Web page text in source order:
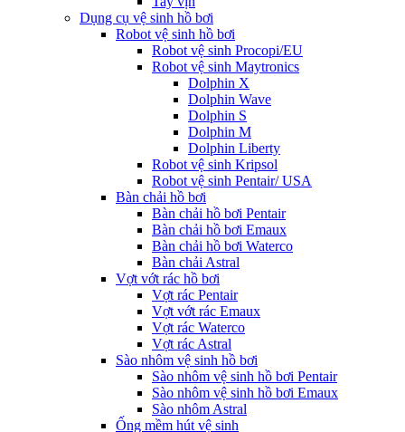
Dụng cụ vệ sinh hồ bơi
Robot vệ sinh hồ bơi
Robot vệ sinh Procopi/EU
Robot vệ sinh Maytronics
Dolphin X
Dolphin Wave
Dolphin S
Dolphin M
Dolphin Liberty
Robot vệ sinh Kripsol
Robot vệ sinh Pentair/ USA
Bàn chải hồ bơi
Bàn chải hồ bơi Pentair
Bàn chải hồ bơi Emaux
Bàn chải hồ bơi Waterco
Bàn chải Astral
Vợt vớt rác hồ bơi
Vợt rác Pentair
Vợt vớt rác Emaux
Vợt rác Waterco
Vợt rác Astral
Sào nhôm vệ sinh hồ bơi
Sào nhôm vệ sinh hồ bơi Pentair
Sào nhôm vệ sinh hồ bơi Emaux
Sào nhôm Astral
Ống mềm hút vệ sinh